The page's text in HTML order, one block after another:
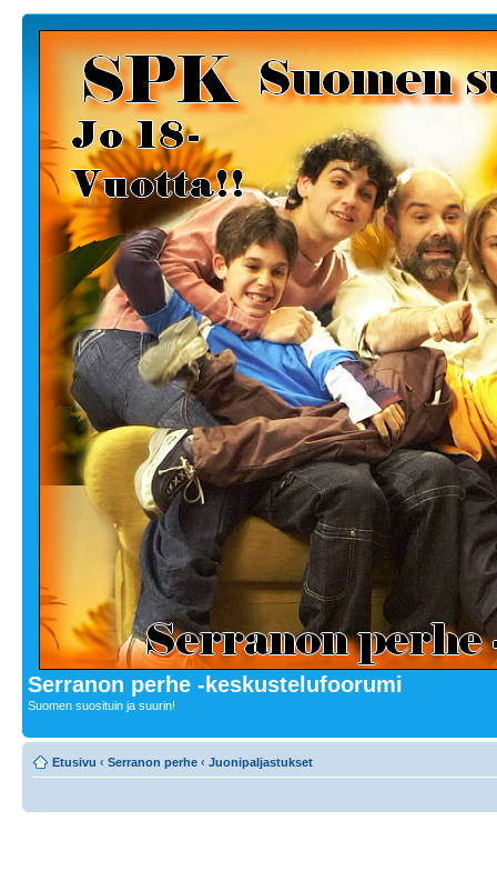
Serranon perhe -keskustelufoorumi
Suomen suosituin ja suurin!
Etusivu ‹ Serranon perhe ‹ Juonipaljastukset